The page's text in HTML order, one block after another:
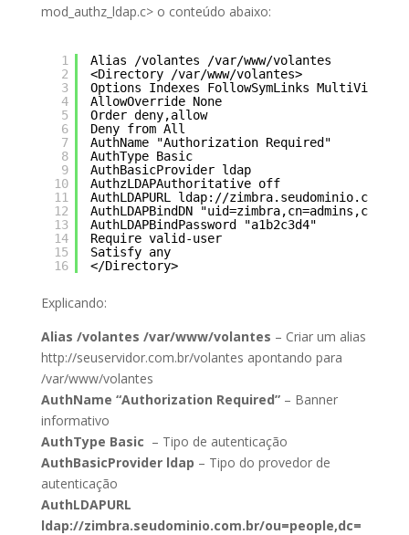
mod_authz_ldap.c> o conteúdo abaixo:
1
2
3
4
5
6
7
8
9
10
11
12
13
14
15
16
Alias /volantes /var/www/volantes
<Directory /var/www/volantes>
Options Indexes FollowSymLinks MultiViews
AllowOverride None
Order deny,allow
Deny from All
AuthName "Authorization Required"
AuthType Basic
AuthBasicProvider ldap
AuthzLDAPAuthoritative off
AuthLDAPURL ldap://
AuthLDAPBindDN
AuthLDAPBindPassword "a1b2c3d4"
Require valid-user
Satisfy any
</Directory>
Explicando:
Alias /volantes /var/www/volantes – Criar um alias
http://seuservidor.com.br/volantes apontando para
/var/www/volantes
AuthName “Authorization Required”– Banner
informativo
AuthType Basic – Tipo de autenticação
AuthBasicProvider ldap – Tipo do provedor de
autenticação
AuthLDAPURL
ldap://zimbra.seudominio.com.br/ou=people,dc=